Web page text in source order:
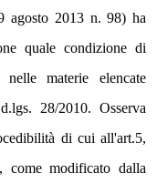
agosto 2013 n. 98) ha
quale condizione di
materie elencate
28/2010. Osserva
di cui all'art.5,
modificato dalla